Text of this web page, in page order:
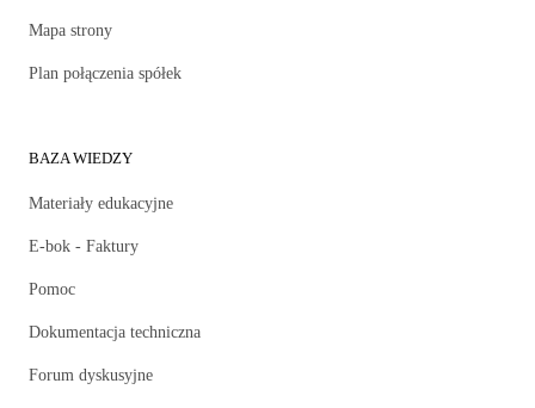
Mapa strony
Plan połączenia spółek
BAZA WIEDZY
Materiały edukacyjne
E-bok - Faktury
Pomoc
Dokumentacja techniczna
Forum dyskusyjne